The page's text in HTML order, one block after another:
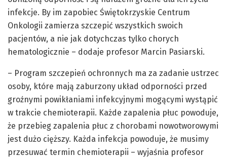
infekcje. By im zapobiec Świętokrzyskie Centrum
Onkologii zamierza szczepić wszystkich swoich
pacjentów, a nie jak dotychczas tylko chorych
hematologicznie – dodaje profesor Marcin Pasiarski.
– Program szczepień ochronnych ma za zadanie ustrzec
osoby, które mają zaburzony układ odporności przed
groźnymi powikłaniami infekcyjnymi mogącymi wystąpić
w trakcie chemioterapii. Każde zapalenia płuc powoduje,
że przebieg zapalenia płuc z chorobami nowotworowymi
jest dużo cięższy. Każda infekcja powoduje, że musimy
przesuwać termin chemioterapii – wyjaśnia profesor